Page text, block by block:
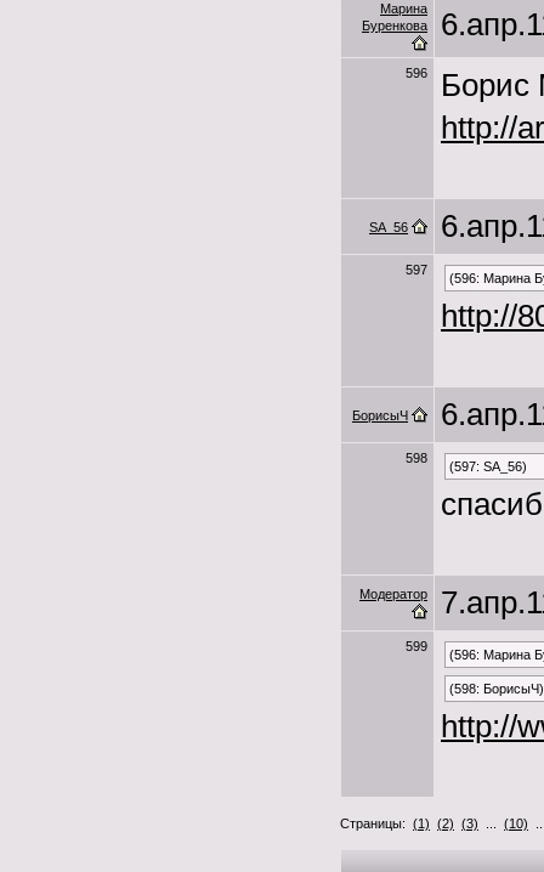
Марина
Буренкова
596
Борис
http://
SA_56
597
(596: Марина
http://
БорисыЧ
598
(597: SA_56)
Модератор
599
(596: Марина
(598: БорисыЧ)
http://
Страницы: (1) (2) (3) (10)